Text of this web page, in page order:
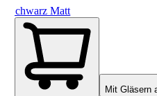
Schwarz Matt
Mit Gläsern